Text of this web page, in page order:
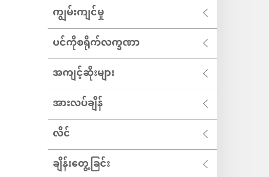
ကျွမ်းကျင်မှု
ပင်ကိုစရိုက်လက္ခဏာ
အကျင့်ဆိုးများ
အားလပ်ချိန်
လိင်
ချိန်းတွေ့ခြင်း